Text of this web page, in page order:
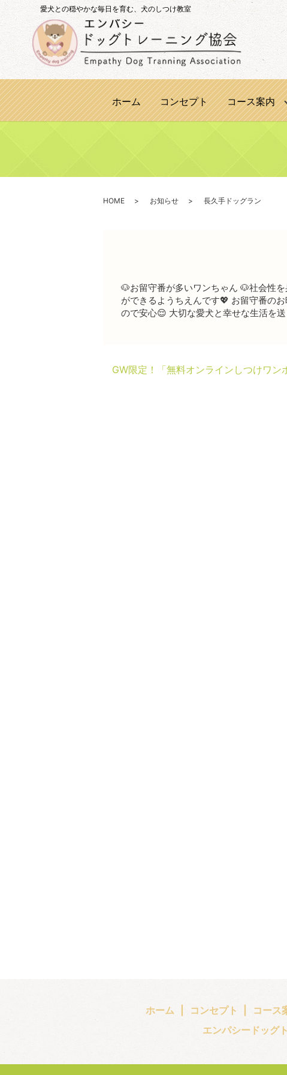
愛犬との穏やかな毎日を育む、犬のしつけ教室
ホーム コンセプト コース案内
HOME お知らせ 長久手ドッグラン
🐶お留守番が多いワンちゃん 🐶社会性
ができるようちえんです💖 お留守番の
ので安心😌 大切な愛犬と幸せな生活を
GW限定！「無料オンラインしつけワ
ホーム コンセプト コース
エンパシードッグ